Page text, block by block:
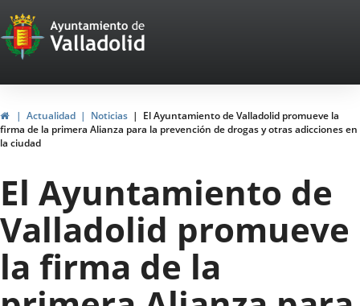
Portal
Web
del
Ayuntamiento
de
Valladolid
InicioActualidad Noticias
El Ayuntamiento de Valladolid promueve la
firma de la primera Alianza para la prevención de drogas y otras adicciones en
la ciudad
El Ayuntamiento de
Valladolid promueve
la firma de la